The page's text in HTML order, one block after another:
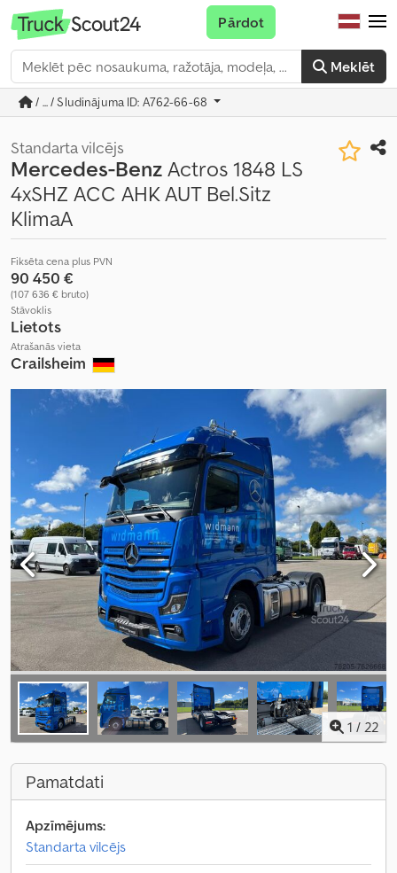
Meklēt
Pārdot
/ ... / Sludinājuma ID: A762-66-68
Standarta vilcējs
Mercedes-BenzActros 1848 LS
4xSHZ ACC AHK AUT Bel.Sitz
KlimaA
Fiksēta cena plus PVN
90 450 €
(107 636 € bruto)
Stāvoklis
Lietots
Atrašanās vieta
Crailsheim
1 / 22
Pamatdati
Apzīmējums:
Standarta vilcējs